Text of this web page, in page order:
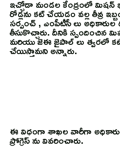
ఇచ్చోడా మండల కేంద్రంలో మిషన్
రోడ్లను కట్ చేయడం వల్ల తీవ్ర
సర్పంచ్ , ఎంపీటీసీ లు అధికారుల
తీసుకొచ్చారు. దీనికి స్పందించిన
మరియు జెఈ జైపాల్ లు త్వరలో
చేయిస్తామని అన్నారు.
ఈ విధంగా శాఖల వారీగా
ప్రోగ్రెస్ ను వివరించారు.